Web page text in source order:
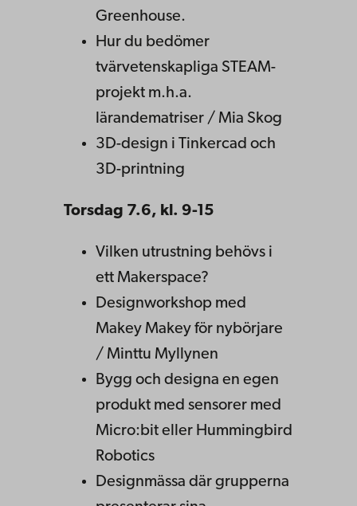
Greenhouse.
Hur du bedömer
tvärvetenskapliga STEAM-
projekt m.h.a.
lärandematriser / Mia Skog
3D-design i Tinkercad och
3D-printning
Torsdag 7.6, kl. 9-15
Vilken utrustning behövs i
ett Makerspace?
Designworkshop med
Makey Makey för nybörjare
/ Minttu Myllynen
Bygg och designa en egen
produkt med sensorer med
Micro:bit eller Hummingbird
Robotics
Designmässa där grupperna